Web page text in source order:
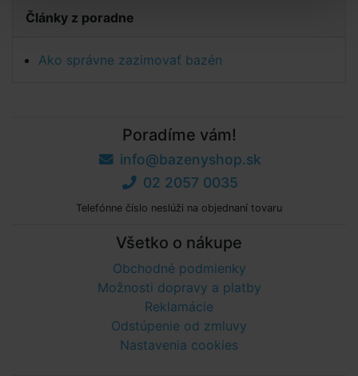
Články z poradne
Ako správne zazimovať bazén
Poradíme vám!
info@bazenyshop.sk
02 2057 0035
Telefónne číslo neslúži na objednaní tovaru
Všetko o nákupe
Obchodné podmienky
Možnosti dopravy a platby
Reklamácie
Odstúpenie od zmluvy
Nastavenia cookies